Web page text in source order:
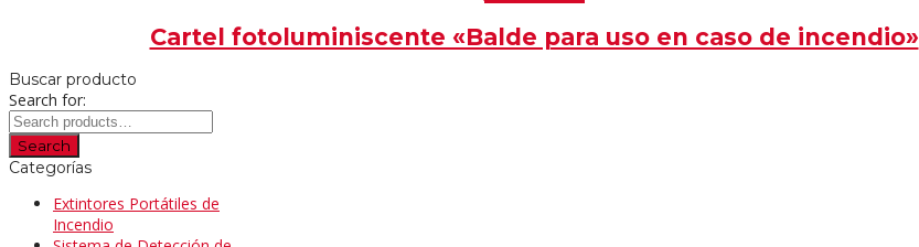
Cartel fotoluminiscente «Balde para uso en caso de incendio»
Buscar producto
Search for:
Search
Categorías
Extintores Portátiles de
Incendio